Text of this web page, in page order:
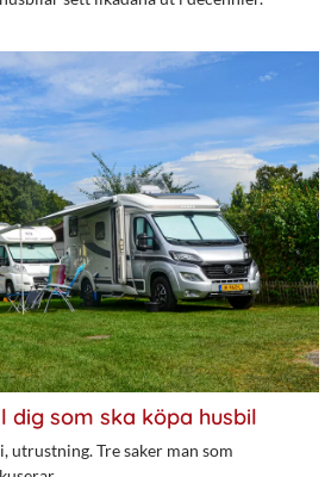
dig som ska köpa husbil
Tre saker man som